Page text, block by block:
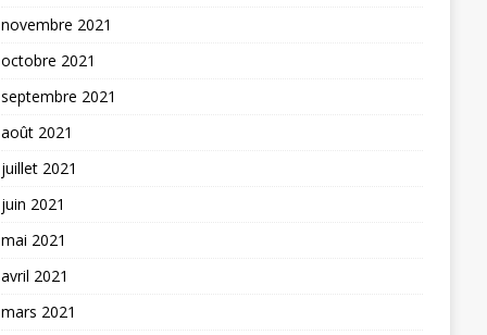
novembre 2021
octobre 2021
septembre 2021
août 2021
juillet 2021
juin 2021
mai 2021
avril 2021
mars 2021